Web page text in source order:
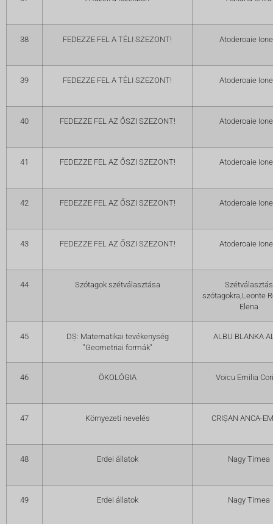
38 FEDEZZE FEL A TÉLI SZEZONT! Atoderoaie
39 FEDEZZE FEL A TÉLI SZEZONT! Atoderoaie
40 FEDEZZE FEL AZ ŐSZI SZEZONT! Atoderoaie
41 FEDEZZE FEL AZ ŐSZI SZEZONT! Atoderoaie
42 FEDEZZE FEL AZ ŐSZI SZEZONT! Atoderoaie
43 FEDEZZE FEL AZ ŐSZI SZEZONT! Atoderoaie
44 Szótagok szétválasztása
Szétválasztás
szótagokra,Leonte
Elena
45
DȘ: Matematikai tevékenység
"Geometriai formák"
ALBU BLANKA
46 ÖKOLÓGIA Voicu Emilia
47 Környezeti nevelés CRIȘAN ANCA-
48 Erdei állatok Nagy Timea
49 Erdei állatok Nagy Timea